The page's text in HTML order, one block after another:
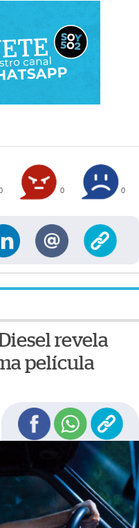
0 0
revela
película